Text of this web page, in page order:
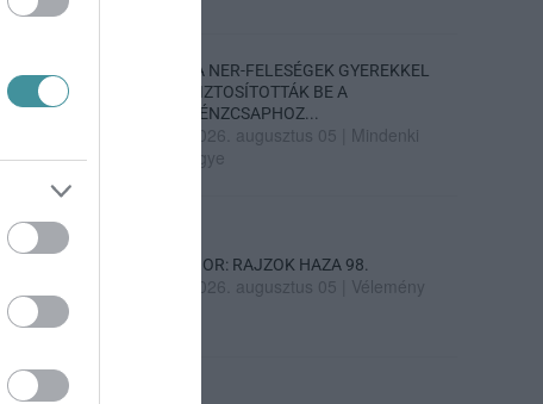
„A NER-FELESÉGEK GYEREKKEL
BIZTOSÍTOTTÁK BE A
PÉNZCSAPHOZ...
2026. augusztus 05
Mindenki
ügye
SIOR: RAJZOK HAZA 98.
2026. augusztus 05 Vélemény